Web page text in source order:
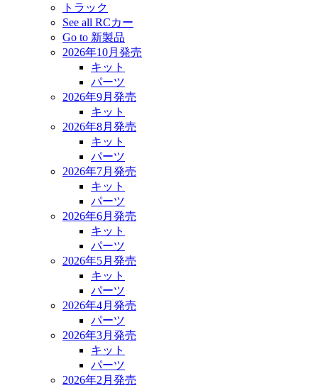
トラック
See all RCカー
Go to 新製品
2026年10月発売
キット
パーツ
2026年9月発売
キット
2026年8月発売
キット
パーツ
2026年7月発売
キット
パーツ
2026年6月発売
キット
パーツ
2026年5月発売
キット
パーツ
2026年4月発売
パーツ
2026年3月発売
キット
パーツ
2026年2月発売